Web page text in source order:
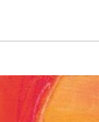
a także do
imperatywu
się regule „robić
badaczy i studentów oraz
w tym